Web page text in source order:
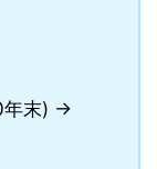
年末) →